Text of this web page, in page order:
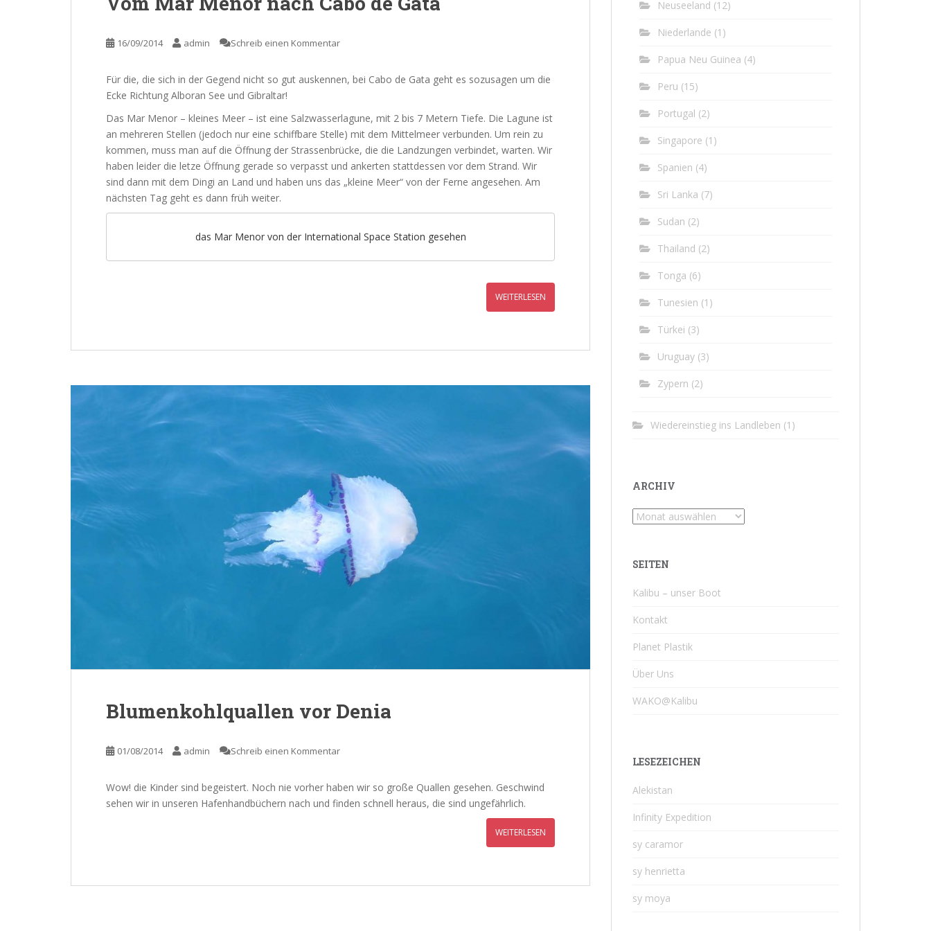
16/09/2014 admin Schreib einen Kommentar
Für die, die sich in der Gegend nicht so gut auskennen, bei Cabo de Gata geht es sozusagen um die
Ecke Richtung Alboran See und Gibraltar!
Das Mar Menor – kleines Meer – ist eine Salzwasserlagune, mit 2 bis 7 Metern Tiefe. Die Lagune ist
an mehreren Stellen (jedoch nur eine schiffbare Stelle) mit dem Mittelmeer verbunden. Um rein zu
kommen, muss man auf die Öffnung der Strassenbrücke, die die Landzungen verbindet, warten. Wir
haben leider die letze Öffnung gerade so verpasst und ankerten stattdessen vor dem Strand. Wir
sind dann mit dem Dingi an Land und haben uns das „kleine Meer“ von der Ferne angesehen. Am
nächsten Tag geht es dann früh weiter.
das Mar Menor von der International Space Station gesehen
WEITERLESEN
Blumenkohlquallen vor Denia
01/08/2014 admin Schreib einen Kommentar
Wow! die Kinder sind begeistert. Noch nie vorher haben wir so große Quallen gesehen. Geschwind
sehen wir in unseren Hafenhandbüchern nach und finden schnell heraus, die sind ungefährlich.
WEITERLESEN
Neuseeland (12)
Niederlande (1)
Papua Neu Guinea (4)
Peru (15)
Portugal (2)
Singapore (1)
Spanien (4)
Sri Lanka (7)
Sudan (2)
Thailand (2)
Tonga (6)
Tunesien (1)
Türkei (3)
Uruguay (3)
Zypern (2)
Wiedereinstieg ins Landleben (1)
ARCHIV
Archiv
SEITEN
Kalibu – unser Boot
Kontakt
Planet Plastik
Über Uns
WAKO@Kalibu
LESEZEICHEN
Alekistan
Infinity Expedition
sy caramor
sy henrietta
sy moya